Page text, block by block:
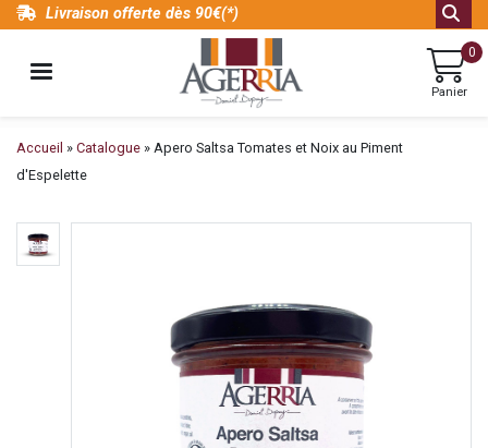
Aller
contenu
Livraison offerte dès 90€(*)
Panier
0
Fil
d'Ariane
Accueil Catalogue
Apero Saltsa Tomates et Noix au Piment
d'Espelette